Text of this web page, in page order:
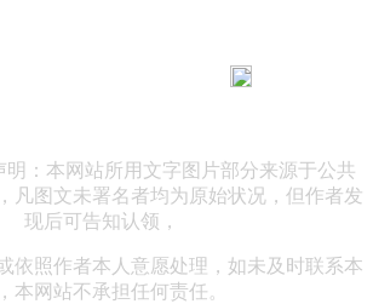
明：本网站所用文字图片部分来源于公共
凡图文未署名者均为原始状况，但作者发
现后可告知认领，
依照作者本人意愿处理，如未及时联系本
本网站不承担任何责任。